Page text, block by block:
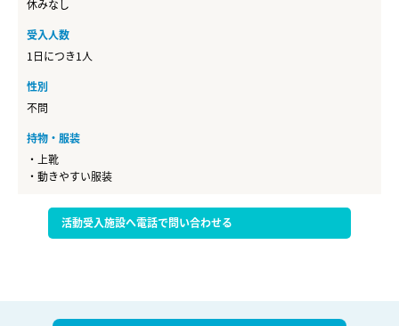
休みなし
受入人数
1日につき1人
性別
不問
持物・服装
・上靴
・動きやすい服装
活動受入施設へ電話で問い合わせる